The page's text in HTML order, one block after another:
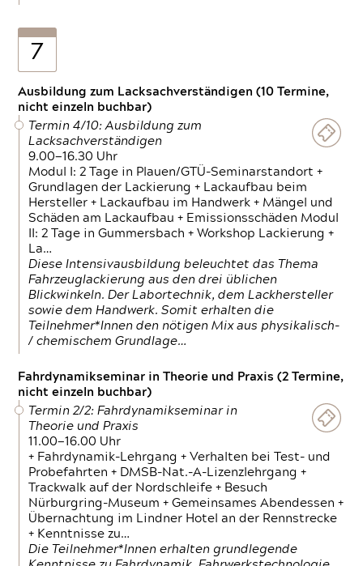
7
Ausbildung zum Lacksachverständigen (10 Termine,
nicht einzeln buchbar)
Termin 4/10: Ausbildung zum
Lacksachverständigen
9.00—16.30 Uhr
Modul I: 2 Tage in Plauen/GTÜ-Seminarstandort +
Grundlagen der Lackierung + Lackaufbau beim
Hersteller + Lackaufbau im Handwerk + Mängel und
Schäden am Lackaufbau + Emissionsschäden Modul
II: 2 Tage in Gummersbach + Workshop Lackierung +
La…
Diese Intensivausbildung beleuchtet das Thema
Fahrzeuglackierung aus den drei üblichen
Blickwinkeln. Der Labortechnik, dem Lackhersteller
sowie dem Handwerk. Somit erhalten die
Teilnehmer*Innen den nötigen Mix aus physikalisch-
/ chemischem Grundlage…
Fahrdynamikseminar in Theorie und Praxis (2 Termine,
nicht einzeln buchbar)
Termin 2/2: Fahrdynamikseminar in
Theorie und Praxis
11.00—16.00 Uhr
+ Fahrdynamik-Lehrgang + Verhalten bei Test- und
Probefahrten + DMSB-Nat.-A-Lizenzlehrgang +
Trackwalk auf der Nordschleife + Besuch
Nürburgring-Museum + Gemeinsames Abendessen +
Übernachtung im Lindner Hotel an der Rennstrecke
+ Kenntnisse zu…
Die Teilnehmer*Innen erhalten grundlegende